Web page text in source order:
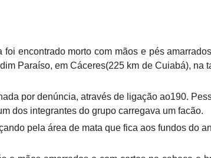
encontrado morto com mãos e pés
Paraíso, em Cáceres(225 km de Cuiabá), na
por denúncia, através de ligação ao190.
dos integrantes do grupo carregava um facão.
pela área de mata que fica aos fundos do